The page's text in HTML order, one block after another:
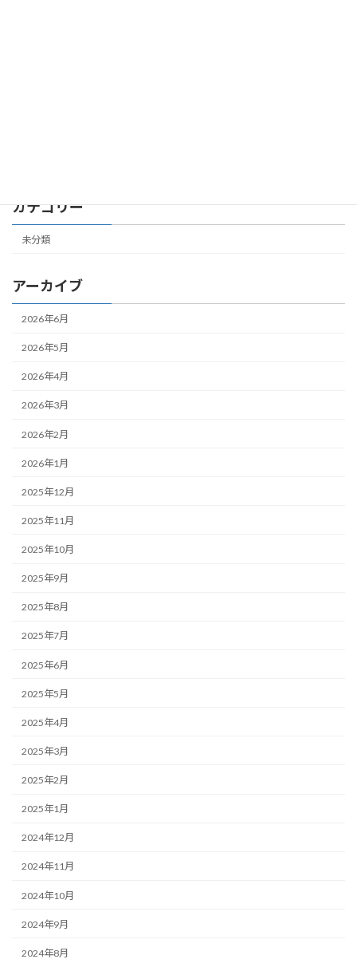
カテゴリー
未分類
アーカイブ
2026年6月
2026年5月
2026年4月
2026年3月
2026年2月
2026年1月
2025年12月
2025年11月
2025年10月
2025年9月
2025年8月
2025年7月
2025年6月
2025年5月
2025年4月
2025年3月
2025年2月
2025年1月
2024年12月
2024年11月
2024年10月
2024年9月
2024年8月